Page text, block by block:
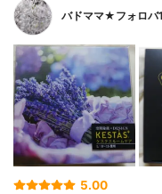
バドママ★フォロ
5.00